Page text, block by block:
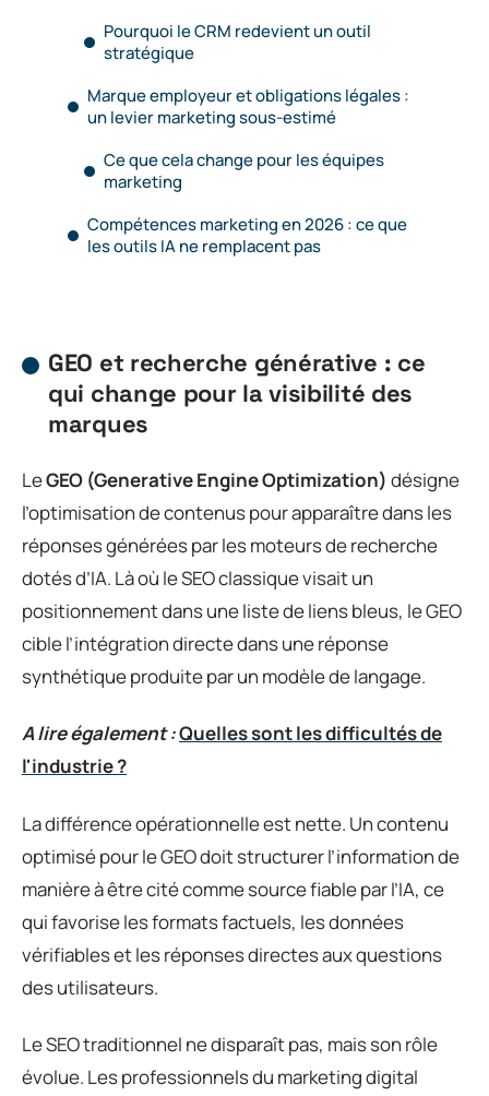
Pourquoi le CRM redevient un outil
stratégique
Marque employeur et obligations légales :
un levier marketing sous-estimé
Ce que cela change pour les équipes
marketing
Compétences marketing en 2026 : ce que
les outils IA ne remplacent pas
GEO et recherche générative : ce
qui change pour la visibilité des
marques
LeGEO (Generative Engine Optimization) désigne
l’optimisation de contenus pour apparaître dans les
réponses générées par les moteurs de recherche
dotés d’IA. Là où le SEO classique visait un
positionnement dans une liste de liens bleus, le GEO
cible l’intégration directe dans une réponse
synthétique produite par un modèle de langage.
A lire également :Quelles sont les difficultés de
l'industrie ?
La différence opérationnelle est nette. Un contenu
optimisé pour le GEO doit structurer l’information de
manière à être cité comme source fiable par l’IA, ce
qui favorise les formats factuels, les données
vérifiables et les réponses directes aux questions
des utilisateurs.
Le SEO traditionnel ne disparaît pas, mais son rôle
évolue. Les professionnels du marketing digital